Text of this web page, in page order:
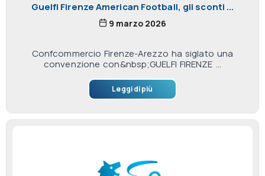
Guelfi Firenze American Football, gli sconti ...
9 marzo 2026
Confcommercio Firenze-Arezzo ha siglato una
convenzione con&nbsp;GUELFI FIRENZE ...
Leggi di più